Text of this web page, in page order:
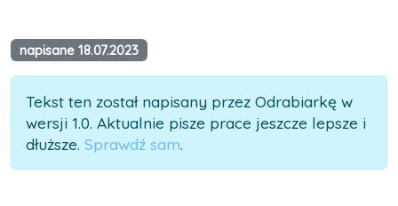
napisane 18.07.2023
Tekst ten został napisany przez Odrabiarkę w
wersji 1.0. Aktualnie pisze prace jeszcze lepsze i
dłuższe. Sprawdź sam.